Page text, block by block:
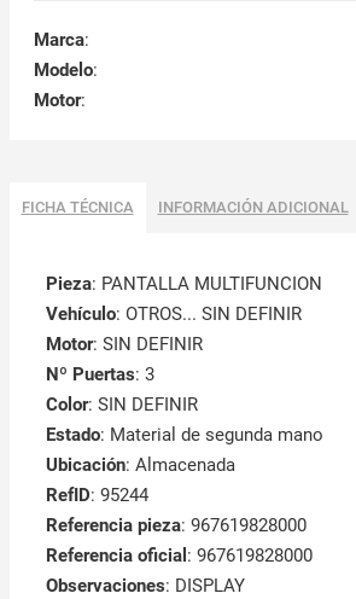
Marca:
Modelo:
Motor:
FICHA TÉCNICA INFORMACIÓN ADICIONAL
Pieza: PANTALLA MULTIFUNCION
Vehículo: OTROS... SIN DEFINIR
Motor: SIN DEFINIR
Nº Puertas: 3
Color: SIN DEFINIR
Estado: Material de segunda mano
Ubicación: Almacenada
RefID: 95244
Referencia pieza: 967619828000
Referencia oficial : 967619828000
Observaciones: DISPLAY